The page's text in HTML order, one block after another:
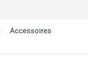
Accessoires